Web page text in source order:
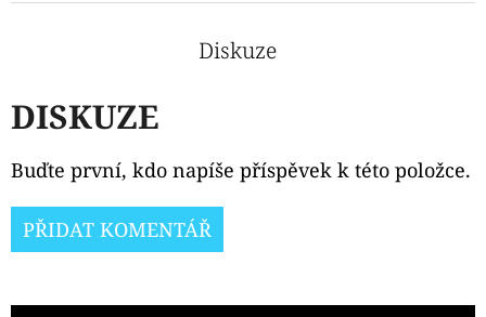
Diskuze
DISKUZE
Buďte první, kdo napíše příspěvek k této položce.
PŘIDAT KOMENTÁŘ